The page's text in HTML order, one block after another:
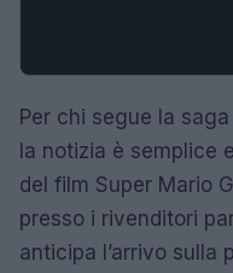
Per chi segue la
la notizia è semplice
del film Super Mario
presso i rivenditori
anticipa l’arrivo sulla